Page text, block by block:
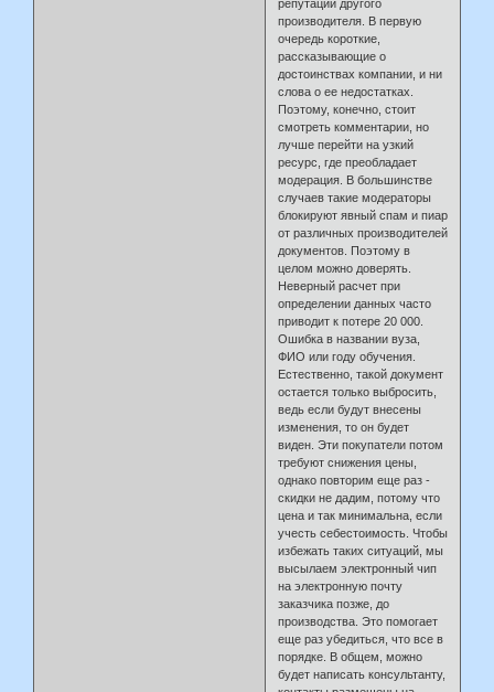
репутации другого
производителя. В первую
очередь короткие,
рассказывающие о
достоинствах компании, и ни
слова о ее недостатках.
Поэтому, конечно, стоит
смотреть комментарии, но
лучше перейти на узкий
ресурс, где преобладает
модерация. В большинстве
случаев такие модераторы
блокируют явный спам и пиар
от различных производителей
документов. Поэтому в
целом можно доверять.
Неверный расчет при
определении данных часто
приводит к потере 20 000.
Ошибка в названии вуза,
ФИО или году обучения.
Естественно, такой документ
остается только выбросить,
ведь если будут внесены
изменения, то он будет
виден. Эти покупатели потом
требуют снижения цены,
однако повторим еще раз -
скидки не дадим, потому что
цена и так минимальна, если
учесть себестоимость. Чтобы
избежать таких ситуаций, мы
высылаем электронный чип
на электронную почту
заказчика позже, до
производства. Это помогает
еще раз убедиться, что все в
порядке. В общем, можно
будет написать консультанту,